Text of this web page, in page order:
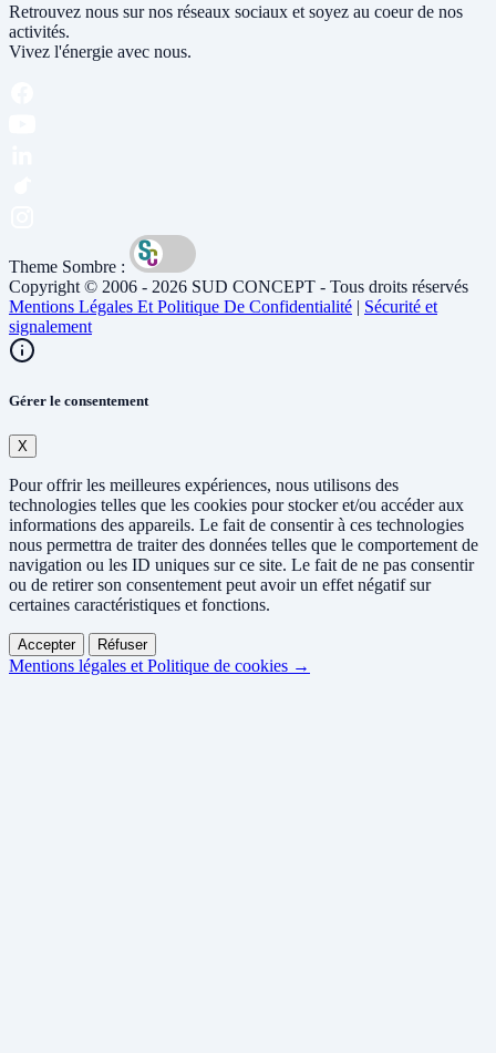
Retrouvez nous sur nos réseaux sociaux et soyez au coeur de nos
activités.
Vivez l'énergie avec nous.
Theme Sombre :
Copyright © 2006 - 2026 SUD CONCEPT - Tous droits réservés
Mentions Légales Et Politique De Confidentialité | Sécurité et
signalement
Gérer le consentement
X
Pour offrir les meilleures expériences, nous utilisons des
technologies telles que les cookies pour stocker et/ou accéder aux
informations des appareils. Le fait de consentir à ces technologies
nous permettra de traiter des données telles que le comportement de
navigation ou les ID uniques sur ce site. Le fait de ne pas consentir
ou de retirer son consentement peut avoir un effet négatif sur
certaines caractéristiques et fonctions.
Accepter Réfuser
Mentions légales et Politique de cookies →